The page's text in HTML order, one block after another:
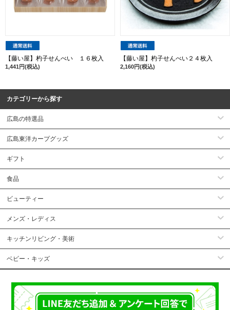
【藤い屋】杓子せんべい １６枚入
1,441円(税込)
【藤い屋】杓子せんべい２４枚入
2,160円(税込)
カテゴリーから探す
広島の特選品
広島東洋カープグッズ
ギフト
食品
ビューティー
メンズ・レディス
キッチンリビング・美術
ベビー・キッズ